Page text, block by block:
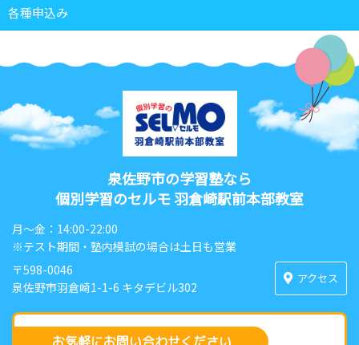
各種申込み
泉佐野市の学習塾なら
個別学習のセルモ 羽倉崎駅前本部教室
月〜金：14:00-22:00
※テスト期間・塾内模試の場合は土日も営業
〒598-0046
泉佐野市羽倉崎1-1-6 キタデビル302
アクセス